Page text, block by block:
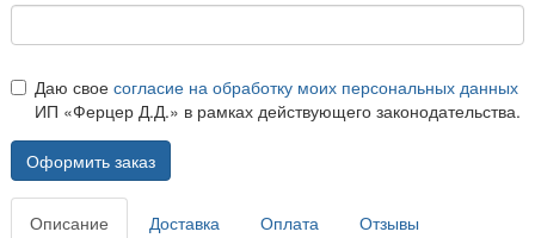
Даю свое согласие на обработку моих персональных данных
ИП «Ферцер Д.Д.» в рамках действующего законодательства.
Оформить заказ
Описание Доставка Оплата Отзывы